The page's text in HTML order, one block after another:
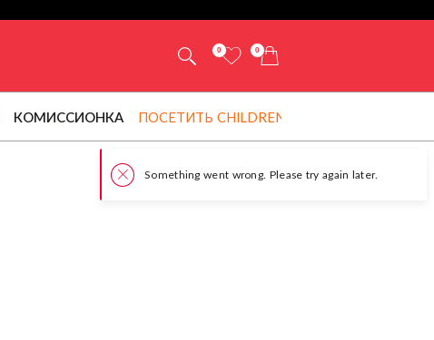
0 0
КОМИССИОНКА ПОСЕТИТЬ CHILDRENSALON